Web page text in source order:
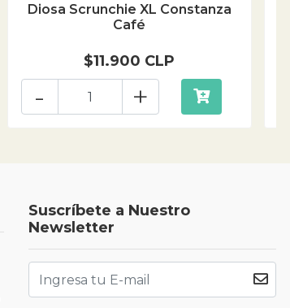
Diosa Scrunchie XL Constanza
Café
$11.900 CLP
+
-
Suscríbete a Nuestro
Newsletter